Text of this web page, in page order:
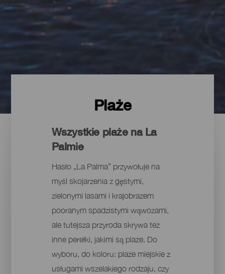
Plaże
Wszystkie plaże na La
Palmie
Hasło „La Palma” przywołuje na
myśl skojarzenia z gęstymi,
zielonymi lasami i krajobrazem
pooranym spadzistymi wąwozami,
ale tutejsza przyroda skrywa też
inne perełki, jakimi są plaże. Do
wyboru, do koloru: plaże miejskie z
usługami wszelakiego rodzaju, czy